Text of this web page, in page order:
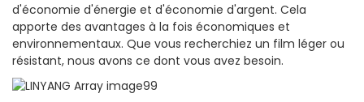
d'économie d'énergie et d'économie d'argent. Cela
apporte des avantages à la fois économiques et
environnementaux. Que vous recherchiez un film léger ou
résistant, nous avons ce dont vous avez besoin.